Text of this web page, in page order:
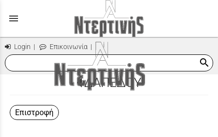
menu
Login | Επικοινωνία |
search
ΔΑΠΕΔΟΥ
Επιστροφή